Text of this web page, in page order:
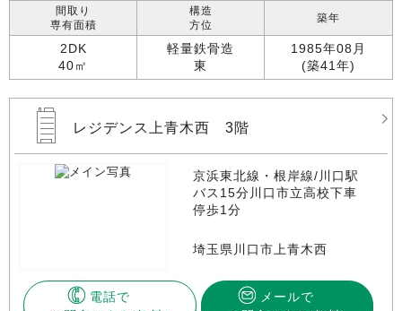
間取り
専有面積
2DK
40㎡
構造
方位
軽量鉄骨造
東
築年
1985年08月
(築41年)
レジデンス上青木西 3階
京浜東北線・根岸線/川口駅
バス15分川口市立高校下車
停歩1分
埼玉県川口市上青木西
電話で
メールで